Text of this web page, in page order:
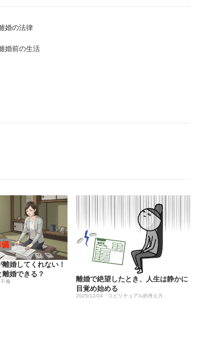
婚の法律
婚前の生活
婚してくれない！
婚できる？
倫
離婚で絶望したとき、人生は静かに
目覚め始める
2025/12/24 スピリチュアル的考え方